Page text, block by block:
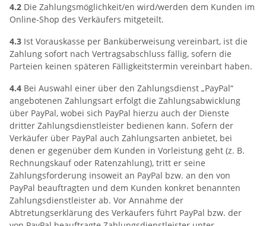
4.2 Die Zahlungsmöglichkeit/en wird/werden dem Kunden im
Online-Shop des Verkäufers mitgeteilt.
4.3 Ist Vorauskasse per Banküberweisung vereinbart, ist die
Zahlung sofort nach Vertragsabschluss fällig, sofern die
Parteien keinen späteren Fälligkeitstermin vereinbart haben.
4.4 Bei Auswahl einer über den Zahlungsdienst „PayPal“
angebotenen Zahlungsart erfolgt die Zahlungsabwicklung
über PayPal, wobei sich PayPal hierzu auch der Dienste
dritter Zahlungsdienstleister bedienen kann. Sofern der
Verkäufer über PayPal auch Zahlungsarten anbietet, bei
denen er gegenüber dem Kunden in Vorleistung geht (z. B.
Rechnungskauf oder Ratenzahlung), tritt er seine
Zahlungsforderung insoweit an PayPal bzw. an den von
PayPal beauftragten und dem Kunden konkret benannten
Zahlungsdienstleister ab. Vor Annahme der
Abtretungserklärung des Verkäufers führt PayPal bzw. der